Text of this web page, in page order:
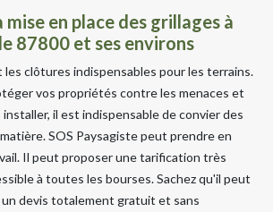
en place des grillages à
87800 et ses environs
les clôtures indispensables pour les terrains.
vos propriétés contre les menaces et
il est indispensable de convier des
SOS Paysagiste peut prendre en
Il peut proposer une tarification très
à toutes les bourses. Sachez qu'il peut
devis totalement gratuit et sans